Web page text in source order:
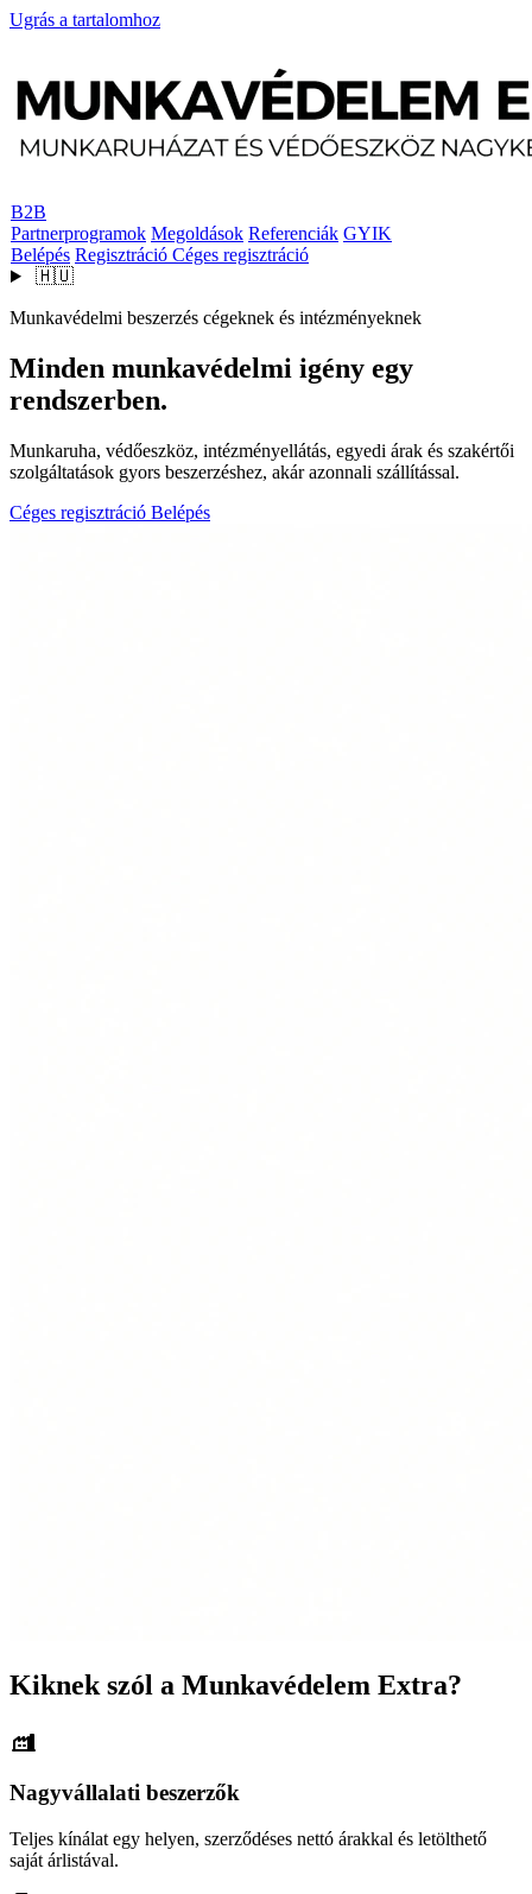
Ugrás a tartalomhoz
B2B
Partnerprogramok Megoldások Referenciák GYIK
Belépés Regisztráció Céges regisztráció
🇭🇺
Munkavédelmi beszerzés cégeknek és intézményeknek
Minden munkavédelmi igény egy
rendszerben.
Munkaruha, védőeszköz, intézményellátás, egyedi árak és szakértői
szolgáltatások gyors beszerzéshez, akár azonnali szállítással.
Céges regisztráció Belépés
Kiknek szól a Munkavédelem Extra?
Nagyvállalati beszerzők
Teljes kínálat egy helyen, szerződéses nettó árakkal és letölthető
saját árlistával.